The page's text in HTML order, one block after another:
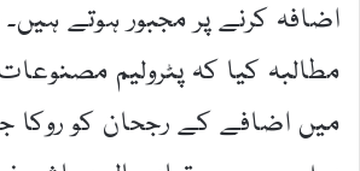
اضافہ کرنے پر مجبور ہوتے ہیں۔
مطالبہ کیا کہ پٹرولیم
میں اضافے کے رجحان کو روکا